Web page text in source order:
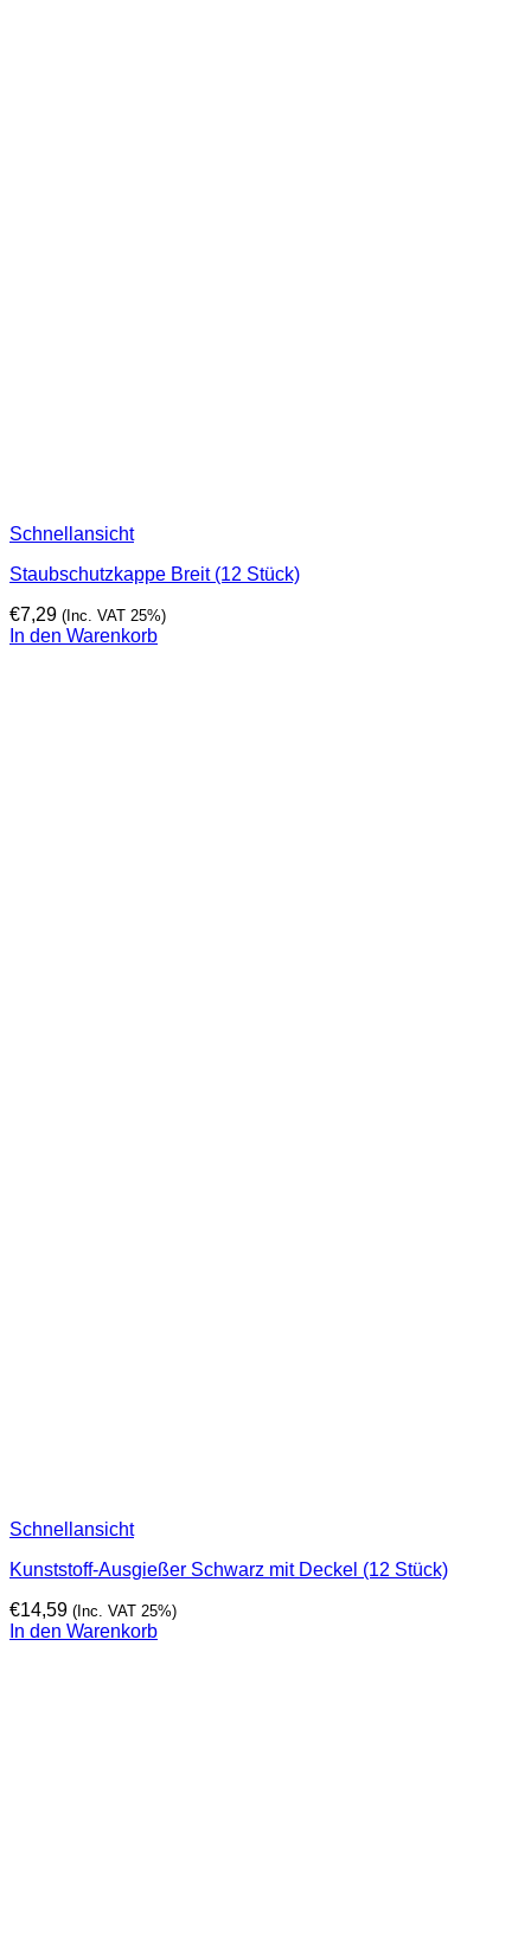
Schnellansicht
Staubschutzkappe Breit (12 Stück)
€7,29 (Inc. VAT 25%)
In den Warenkorb
Schnellansicht
Kunststoff-Ausgießer Schwarz mit Deckel (12 Stück)
€14,59 (Inc. VAT 25%)
In den Warenkorb